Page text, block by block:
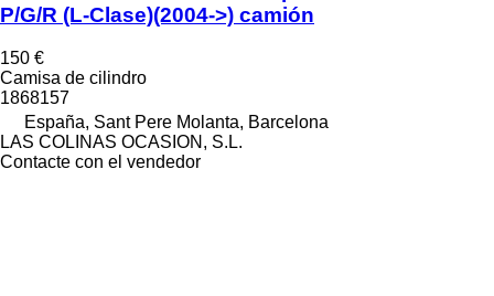
P/G/R (L-Clase)(2004->) camión
150 €
Camisa de cilindro
1868157
España, Sant Pere Molanta, Barcelona
LAS COLINAS OCASION, S.L.
Contacte con el vendedor